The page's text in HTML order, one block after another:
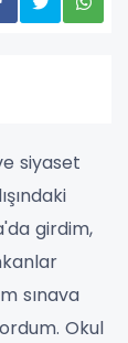
siyaset
girdim,
sınava
Okul